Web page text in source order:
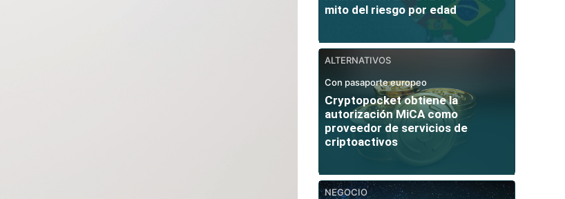
mito del riesgo por edad
ALTERNATIVOS
Con pasaporte europeo
Cryptopocket obtiene la
autorización MiCA como
proveedor de servicios de
criptoactivos
NEGOCIO